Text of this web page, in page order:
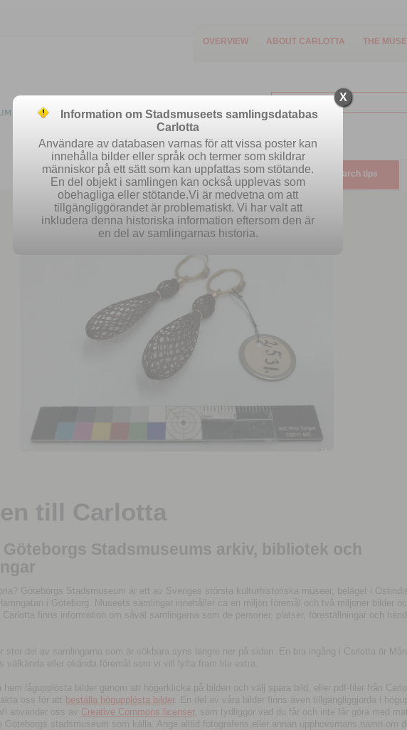
OVERVIEW ABOUT CARLOTTA THE
Easy search Advanced search Search tips
till Carlotta
Stadsmuseums arkiv, bibliotek och
Göteborgs Stadsmuseum är ett av Sveriges största kulturhistoriska museer, beläget i
i Göteborg. Museets samlingar innehåller ca en miljon föremål och två miljoner bilder
finns information om såväl samlingarna som de personer, platser, föreställningar och
stor del av samlingarna som är sökbara syns längre ner på sidan. En bra ingång i Carlotta är
välkända eller okända föremål som vi vill lyfta fram lite extra.
hem lågupplösta bilder genom att högerklicka på bilden och välj spara bild, eller pdf-filer från
oss för att beställa högupplösta bilder. En del av våra bilder finns även tillgängliggjorda i
Vi använder oss av Creative Commons licenser, som tydliggör vad du får och inte får göra med
Göteborgs stadsmuseum som källa. Ange alltid fotografens eller annan upphovsmans namn om
X
Information om Stadsmuseets samlingsdatabas
Carlotta
Användare av databasen varnas för att vissa poster kan
innehålla bilder eller språk och termer som skildrar
människor på ett sätt som kan uppfattas som stötande.
En del objekt i samlingen kan också upplevas som
obehagliga eller stötande.Vi är medvetna om att
tillgängliggörandet är problematiskt. Vi har valt att
inkludera denna historiska information eftersom den är
en del av samlingarnas historia.